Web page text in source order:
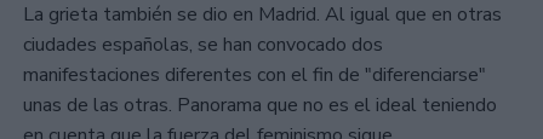
La grieta también se dio en Madrid. Al igual que en otras
ciudades españolas, se han convocado dos
manifestaciones diferentes con el fin de "diferenciarse"
unas de las otras. Panorama que no es el ideal teniendo